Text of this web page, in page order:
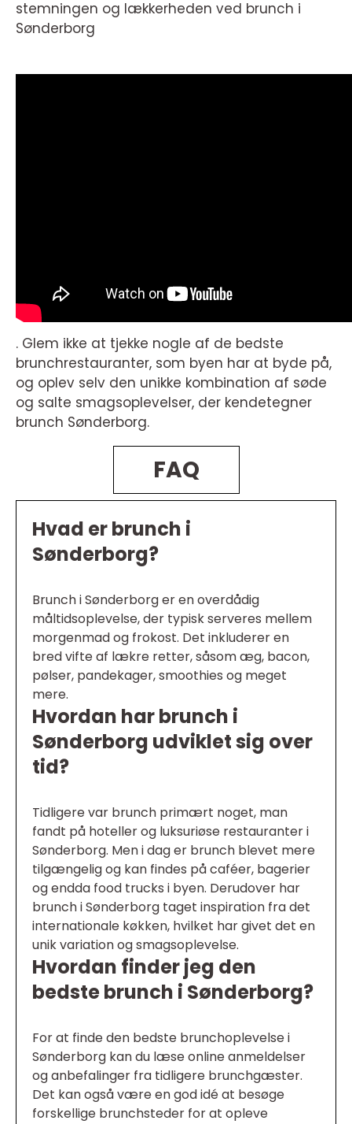
stemningen og lækkerheden ved brunch i
Sønderborg
. Glem ikke at tjekke nogle af de bedste
brunchrestauranter, som byen har at byde på,
og oplev selv den unikke kombination af søde
og salte smagsoplevelser, der kendetegner
brunch Sønderborg.
FAQ
Hvad er brunch i
Sønderborg?
Brunch i Sønderborg er en overdådig
måltidsoplevelse, der typisk serveres mellem
morgenmad og frokost. Det inkluderer en
bred vifte af lækre retter, såsom æg, bacon,
pølser, pandekager, smoothies og meget
mere.
Hvordan har brunch i
Sønderborg udviklet sig over
tid?
Tidligere var brunch primært noget, man
fandt på hoteller og luksuriøse restauranter i
Sønderborg. Men i dag er brunch blevet mere
tilgængelig og kan findes på caféer, bagerier
og endda food trucks i byen. Derudover har
brunch i Sønderborg taget inspiration fra det
internationale køkken, hvilket har givet det en
unik variation og smagsoplevelse.
Hvordan finder jeg den
bedste brunch i Sønderborg?
For at finde den bedste brunchoplevelse i
Sønderborg kan du læse online anmeldelser
og anbefalinger fra tidligere brunchgæster.
Det kan også være en god idé at besøge
forskellige brunchsteder for at opleve